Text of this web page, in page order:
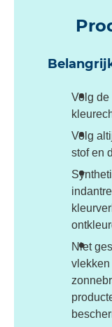
Volg de
Volg
stof en
Niet
vlekken